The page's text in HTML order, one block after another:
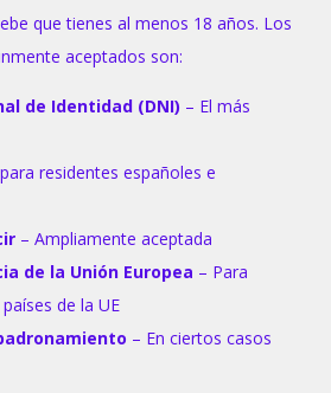
que tienes al menos 18 años. Los
aceptados son:
de Identidad (DNI) – El más
residentes españoles e
– Ampliamente aceptada
de la Unión Europea – Para
de la UE
– En ciertos casos